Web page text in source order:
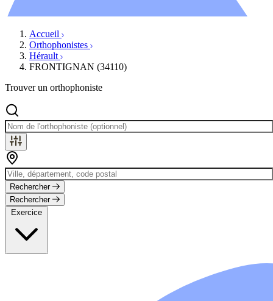
Accueil
Orthophonistes
Hérault
FRONTIGNAN (34110)
Trouver un orthophoniste
Rechercher
Rechercher
Exercice